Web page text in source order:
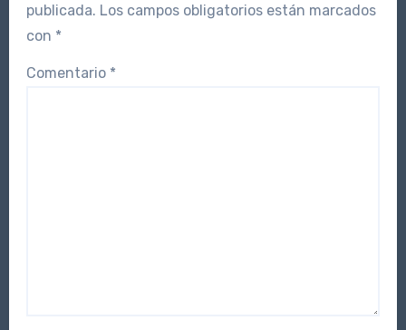
publicada. Los campos obligatorios están marcados
con *
Comentario *